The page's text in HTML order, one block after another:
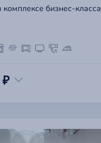
комплексе бизнес-класса